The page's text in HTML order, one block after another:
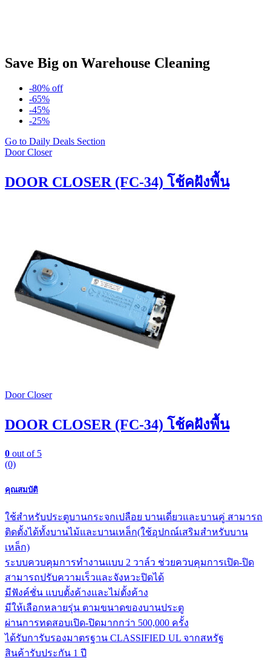
Save Big on Warehouse Cleaning
-80% off
-65%
-45%
-25%
Go to Daily Deals Section
Door Closer
DOOR CLOSER (FC-34) โช้คฝังพื้น
Door Closer
DOOR CLOSER (FC-34) โช้คฝังพื้น
0 out of 5
(0)
คุณสมบัติ
ใช้สำหรับประตูบานกระจกเปลือย บานเดี่ยวและบานคู่ สามารถ
ติดตั้งได้ทั้งบานไม้และบานเหล็ก(ใช้อุปกณ์เสริมสำหรับบาน
เหล็ก)
ระบบควบคุมการทำงานแบบ 2 วาล์ว ช่วยควบคุมการเปิด-ปิด
สามารถปรับความเร็วและจังหวะปิดได้
มีฟังค์ชั่น แบบตั้งค้างและไม่ตั้งค้าง
มีให้เลือกหลายรุ่น ตามขนาดของบานประตู
ผ่านการทดสอบเปิด-ปิดมากกว่า 500,000 ครั้ง
ได้รับการับรองมาตรฐาน CLASSIFIED UL จากสหรัฐ
สินค้ารับประกัน 1 ปี